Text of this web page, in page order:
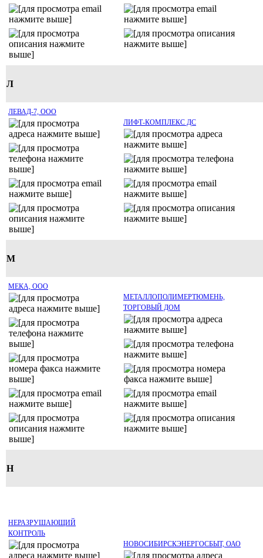
Л
ЛЕВАД-7, ООО
ЛИФТ-КОМПЛЕКС ДС
М
МЕКА, ООО
МЕТАЛЛОПОЛИМЕРТЮМЕНЬ,
ТОРГОВЫЙ ДОМ
Н
НЕРАЗРУШАЮЩИЙ
КОНТРОЛЬ
НОВОСИБИРСКЭНЕРГОСБЫТ, ОАО